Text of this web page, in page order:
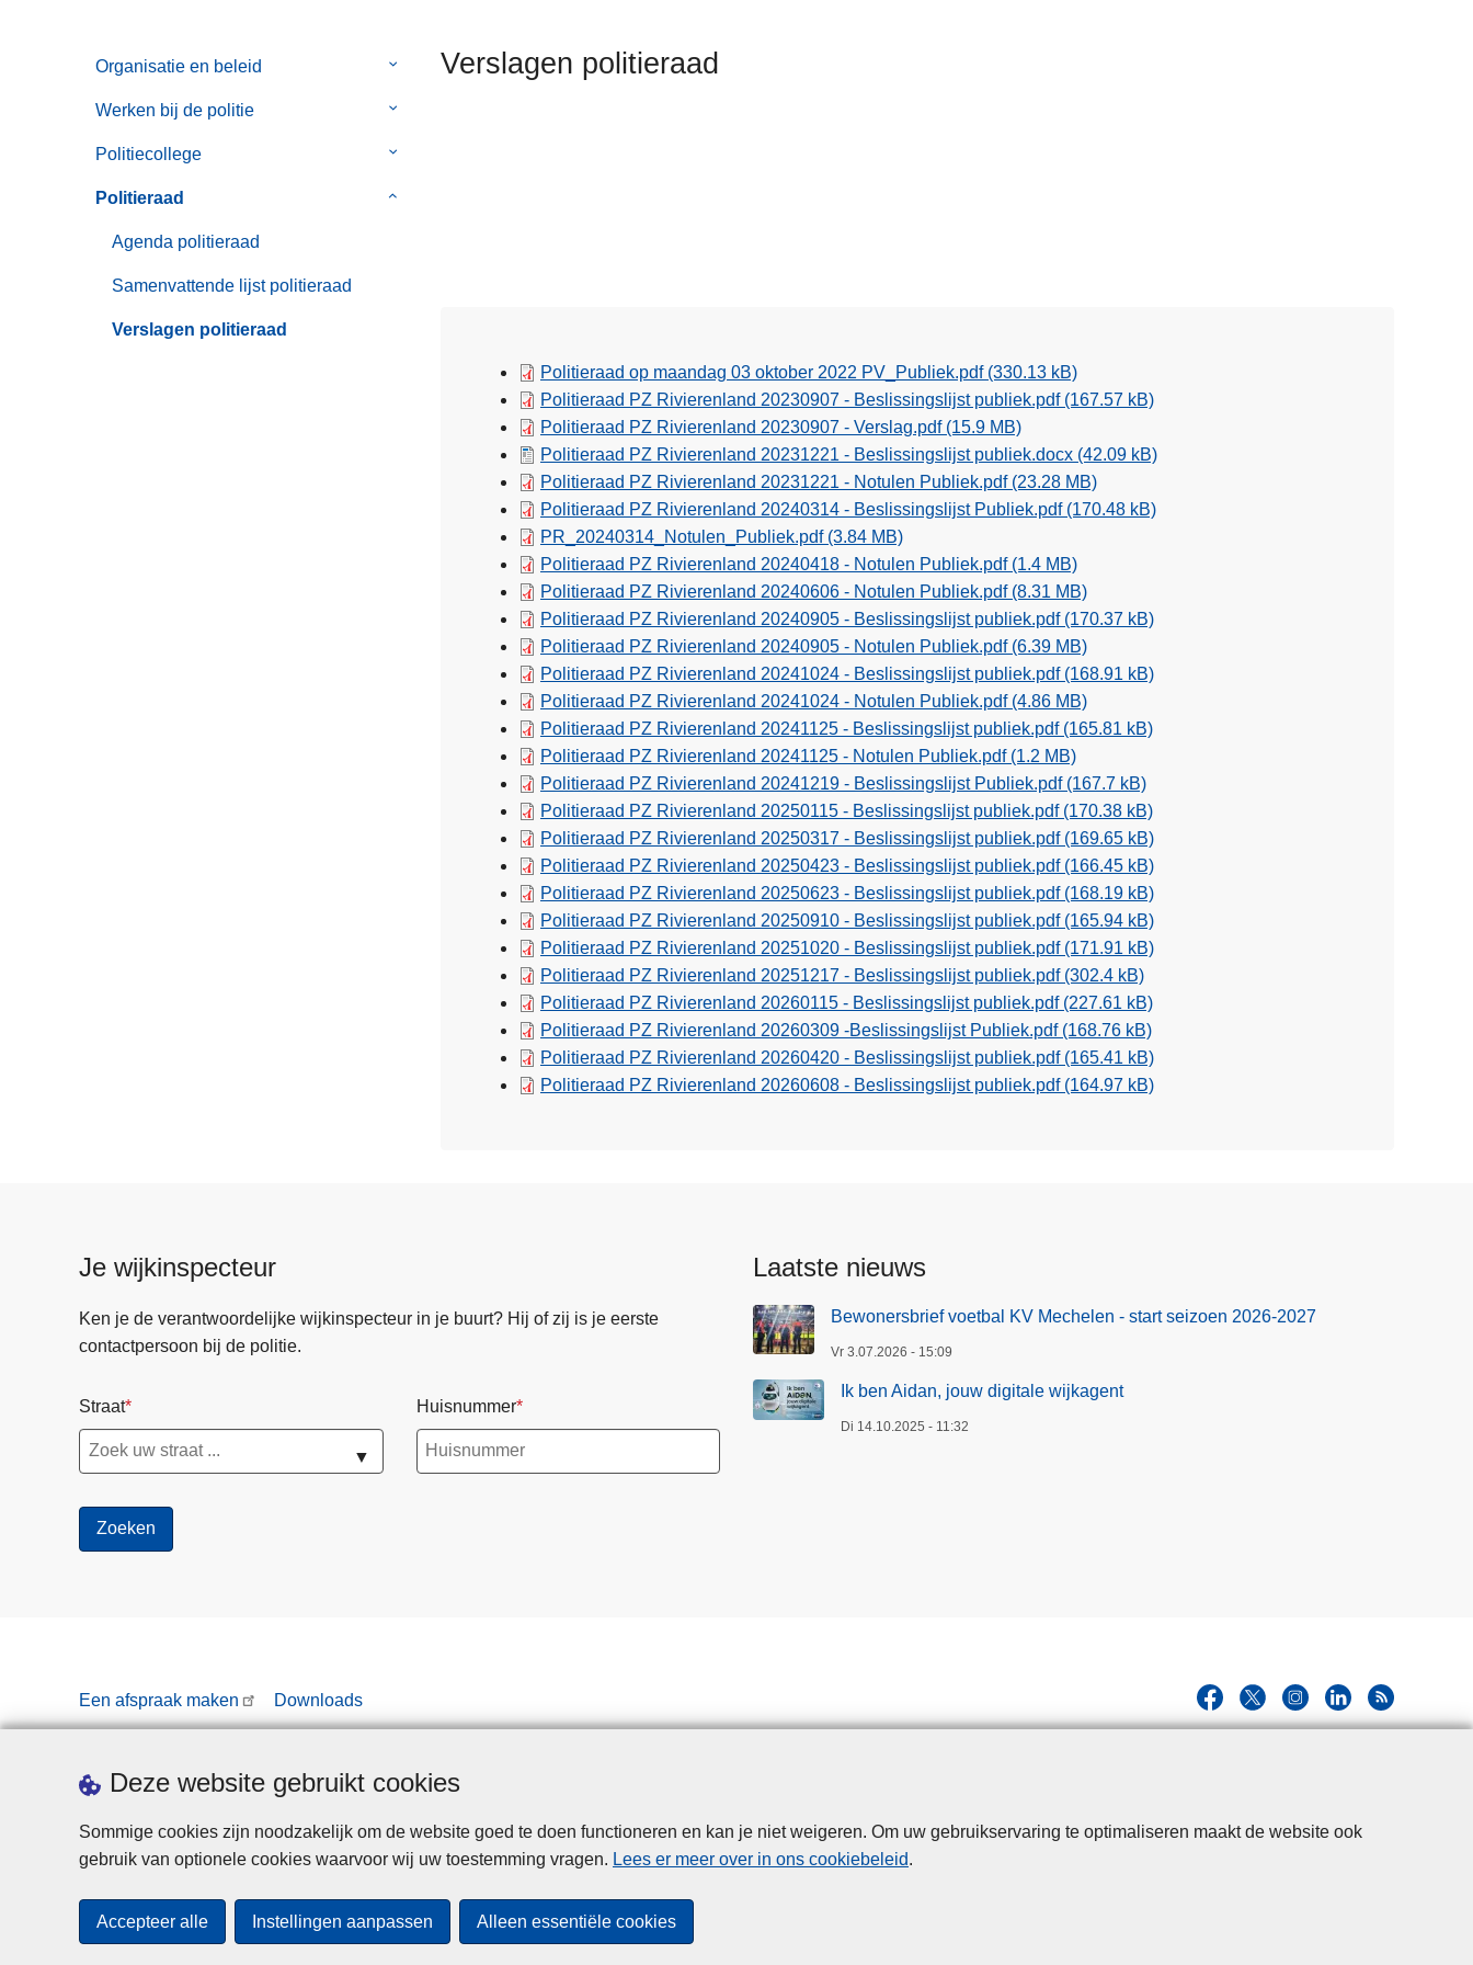
Deze website gebruikt cookies
Sommige cookies zijn noodzakelijk om de website goed te doen functioneren en kan je niet weigeren. Om uw gebruikservaring te optimaliseren maakt de website ook
gebruik van optionele cookies waarvoor wij uw toestemming vragen. Lees er meer over in ons cookiebeleid.
Accepteer alle Instellingen aanpassen Alleen essentiële cookies
Organisatie en beleid
Submenu
en
Werken bij de politie
Submenu
bij
Politiecollege
Submenu
Politieraad
Submenu
Agenda politieraad
Samenvattende lijst politieraad
Verslagen politieraad
Verslagen politieraad
Politieraad op maandag 03 oktober 2022 PV_Publiek.pdf (330.13 kB)
Politieraad PZ Rivierenland 20230907 - Beslissingslijst publiek.pdf (167.57 kB)
Politieraad PZ Rivierenland 20230907 - Verslag.pdf (15.9 MB)
Politieraad PZ Rivierenland 20231221 - Beslissingslijst publiek.docx (42.09 kB)
Politieraad PZ Rivierenland 20231221 - Notulen Publiek.pdf (23.28 MB)
Politieraad PZ Rivierenland 20240314 - Beslissingslijst Publiek.pdf (170.48 kB)
PR_20240314_Notulen_Publiek.pdf (3.84 MB)
Politieraad PZ Rivierenland 20240418 - Notulen Publiek.pdf (1.4 MB)
Politieraad PZ Rivierenland 20240606 - Notulen Publiek.pdf (8.31 MB)
Politieraad PZ Rivierenland 20240905 - Beslissingslijst publiek.pdf (170.37 kB)
Politieraad PZ Rivierenland 20240905 - Notulen Publiek.pdf (6.39 MB)
Politieraad PZ Rivierenland 20241024 - Beslissingslijst publiek.pdf (168.91 kB)
Politieraad PZ Rivierenland 20241024 - Notulen Publiek.pdf (4.86 MB)
Politieraad PZ Rivierenland 20241125 - Beslissingslijst publiek.pdf (165.81 kB)
Politieraad PZ Rivierenland 20241125 - Notulen Publiek.pdf (1.2 MB)
Politieraad PZ Rivierenland 20241219 - Beslissingslijst Publiek.pdf (167.7 kB)
Politieraad PZ Rivierenland 20250115 - Beslissingslijst publiek.pdf (170.38 kB)
Politieraad PZ Rivierenland 20250317 - Beslissingslijst publiek.pdf (169.65 kB)
Politieraad PZ Rivierenland 20250423 - Beslissingslijst publiek.pdf (166.45 kB)
Politieraad PZ Rivierenland 20250623 - Beslissingslijst publiek.pdf (168.19 kB)
Politieraad PZ Rivierenland 20250910 - Beslissingslijst publiek.pdf (165.94 kB)
Politieraad PZ Rivierenland 20251020 - Beslissingslijst publiek.pdf (171.91 kB)
Politieraad PZ Rivierenland 20251217 - Beslissingslijst publiek.pdf (302.4 kB)
Politieraad PZ Rivierenland 20260115 - Beslissingslijst publiek.pdf (227.61 kB)
Politieraad PZ Rivierenland 20260309 -Beslissingslijst Publiek.pdf (168.76 kB)
Politieraad PZ Rivierenland 20260420 - Beslissingslijst publiek.pdf (165.41 kB)
Politieraad PZ Rivierenland 20260608 - Beslissingslijst publiek.pdf (164.97 kB)
Je wijkinspecteur
Ken je de verantwoordelijke wijkinspecteur in je buurt? Hij of zij is je eerste
contactpersoon bij de politie.
Straat
▼
Huisnummer
Laatste nieuws
Bewonersbrief voetbal KV Mechelen - start seizoen 2026-2027
Vr 3.07.2026 - 15:09
Ik ben Aidan, jouw digitale wijkagent
Di 14.10.2025 - 11:32
Een afspraak maken Downloads
Disclaimer Privacy Cookies Toegankelijkheid
© 2026 Politie.be